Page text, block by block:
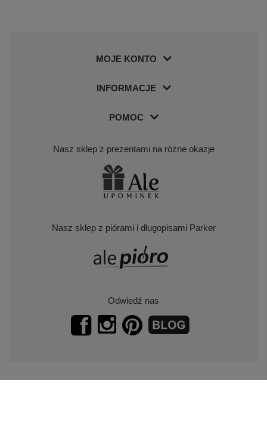
MOJE KONTO
INFORMACJE
POMOC
Nasz sklep z prezentami na różne okazje
Nasz sklep z piórami i długopisami Parker
Odwiedź nas